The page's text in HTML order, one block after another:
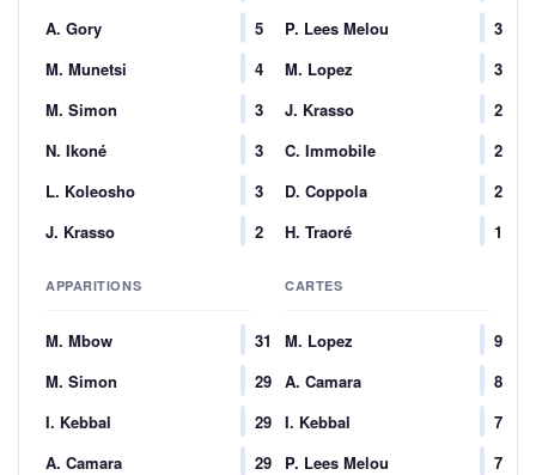
A. Gory
5
M. Munetsi
4
M. Simon
3
N. Ikoné
3
L. Koleosho
3
J. Krasso
2
P. Lees Melou
3
M. Lopez
3
J. Krasso
2
C. Immobile
2
D. Coppola
2
H. Traoré
1
APPARITIONS
M. Mbow
31
M. Simon
29
I. Kebbal
29
A. Camara
29
CARTES
M. Lopez
9
A. Camara
8
I. Kebbal
7
P. Lees Melou
7